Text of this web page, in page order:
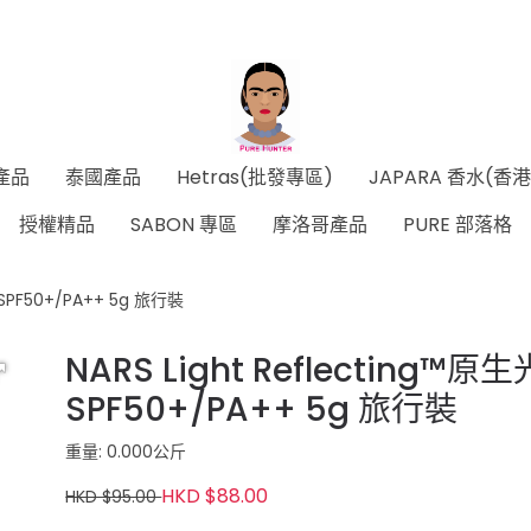
品 泰國產品 Hetras(批發專區) JAPARA 香水(香
授權精品
SABON 專區 摩洛哥產品 PURE 部落格
PA++ 5g 旅行裝
NARS Light Reflecting™原生
SPF50+/PA++ 5g 旅行裝
重量: 0.000公斤
HKD $95.00HKD $88.00